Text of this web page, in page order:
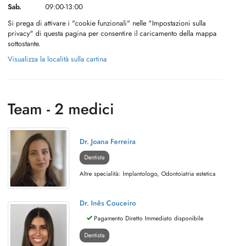
Sab.
09:00-13:00
Si prega di attivare i "cookie funzionali" nelle "Impostazioni sulla
privacy" di questa pagina per consentire il caricamento della mappa
sottostante.
Visualizza la località sulla cartina
Team - 2 medici
Dr. Joana Ferreira
Dentista
Altre specialità: Implantologo, Odontoiatria estetica
Dr. Inês Couceiro
Pagamento Diretto Immediato disponibile
Dentista